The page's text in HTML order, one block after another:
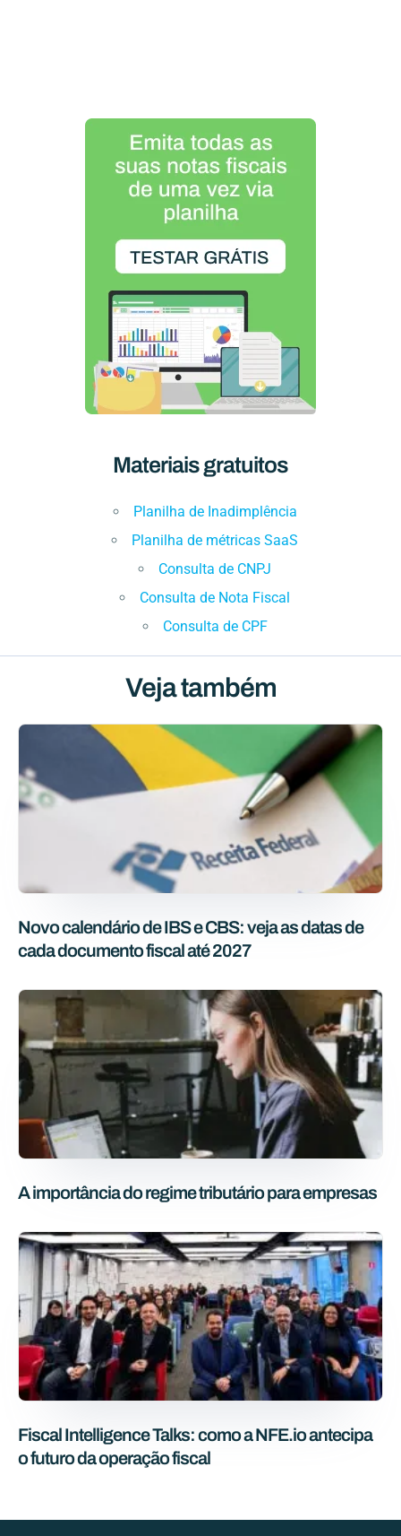
Materiais gratuitos
Planilha de Inadimplência
Planilha de métricas SaaS
Consulta de CNPJ
Consulta de Nota Fiscal
Consulta de CPF
Veja também
Novo calendário de IBS e CBS: veja as datas de
cada documento fiscal até 2027
A importância do regime tributário para empresas
Fiscal Intelligence Talks: como a NFE.io antecipa
o futuro da operação fiscal